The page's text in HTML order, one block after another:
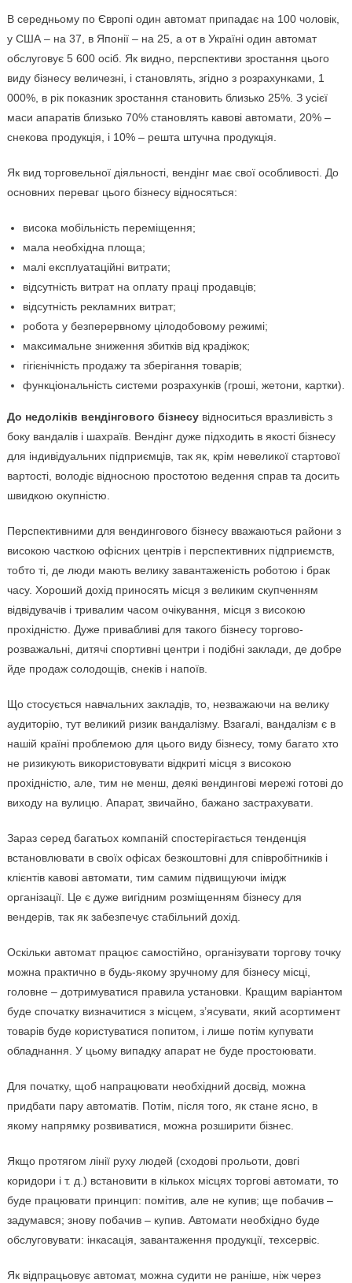
В середньому по Європі один автомат припадає на 100 чоловік,
у США – на 37, в Японії – на 25, а от в Україні один автомат
обслуговує 5 600 осіб. Як видно, перспективи зростання цього
виду бізнесу величезні, і становлять, згідно з розрахунками, 1
000%, в рік показник зростання становить близько 25%. З усієї
маси апаратів близько 70% становлять кавові автомати, 20% –
снекова продукція, і 10% – решта штучна продукція.
Як вид торговельної діяльності, вендінг має свої особливості. До
основних переваг цього бізнесу відносяться:
висока мобільність переміщення;
мала необхідна площа;
малі експлуатаційні витрати;
відсутність витрат на оплату праці продавців;
відсутність рекламних витрат;
робота у безперервному цілодобовому режимі;
максимальне зниження збитків від крадіжок;
гігієнічність продажу та зберігання товарів;
функціональність системи розрахунків (гроші, жетони, картки).
До недоліків вендінгового бізнесувідноситься вразливість з
боку вандалів і шахраїв. Вендінг дуже підходить в якості бізнесу
для індивідуальних підприємців, так як, крім невеликої стартової
вартості, володіє відносною простотою ведення справ та досить
швидкою окупністю.
Перспективними для вендингового бізнесу вважаються райони з
високою часткою офісних центрів і перспективних підприємств,
тобто ті, де люди мають велику завантаженість роботою і брак
часу. Хороший дохід приносять місця з великим скупченням
відвідувачів і тривалим часом очікування, місця з високою
прохідністю. Дуже привабливі для такого бізнесу торгово-
розважальні, дитячі спортивні центри і подібні заклади, де добре
йде продаж солодощів, снеків і напоїв.
Що стосується навчальних закладів, то, незважаючи на велику
аудиторію, тут великий ризик вандалізму. Взагалі, вандалізм є в
нашій країні проблемою для цього виду бізнесу, тому багато хто
не ризикують використовувати відкриті місця з високою
прохідністю, але, тим не менш, деякі вендингові мережі готові до
виходу на вулицю. Апарат, звичайно, бажано застрахувати.
Зараз серед багатьох компаній спостерігається тенденція
встановлювати в своїх офісах безкоштовні для співробітників і
клієнтів кавові автомати, тим самим підвищуючи імідж
організації. Це є дуже вигідним розміщенням бізнесу для
вендерів, так як забезпечує стабільний дохід.
Оскільки автомат працює самостійно, організувати торгову точку
можна практично в будь-якому зручному для бізнесу місці,
головне – дотримуватися правила установки. Кращим варіантом
буде спочатку визначитися з місцем, з’ясувати, який асортимент
товарів буде користуватися попитом, і лише потім купувати
обладнання. У цьому випадку апарат не буде простоювати.
Для початку, щоб напрацювати необхідний досвід, можна
придбати пару автоматів. Потім, після того, як стане ясно, в
якому напрямку розвиватися, можна розширити бізнес.
Якщо протягом лінії руху людей (сходові прольоти, довгі
коридори і т. д.) встановити в кількох місцях торгові автомати, то
буде працювати принцип: помітив, але не купив; ще побачив –
задумався; знову побачив – купив. Автомати необхідно буде
обслуговувати: інкасація, завантаження продукції, техсервіс.
Як відпрацьовує автомат, можна судити не раніше, ніж через